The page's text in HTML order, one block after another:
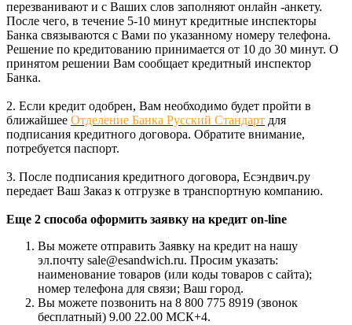
перезванивают и с Ваших слов заполняют онлайн -анкету.
После чего, в течение 5-10 минут кредитные инспекторы
Банка связываются с Вами по указанному номеру телефона.
Решение по кредитованию принимается от 10 до 30 минут. О
принятом решении Вам сообщает кредитный инспектор
Банка.
2. Если кредит одобрен, Вам необходимо будет пройти в
ближайшее Отделение Банка Русский Стандарт для
подписания кредитного договора. Обратите внимание,
потребуется паспорт.
3. После подписания кредитного договора, Есэндвич.ру
передает Ваш Заказ к отгрузке в транспортную компанию.
Еще 2 способа оформить заявку на кредит on-line
Вы можете отправить Заявку на кредит на нашу
эл.почту sale@esandwich.ru. Просим указать:
наименование товаров (или коды товаров с сайта);
номер телефона для связи; Ваш город.
Вы можете позвонить на 8 800 775 8919 (звонок
бесплатный) 9.00 22.00 МСК+4.